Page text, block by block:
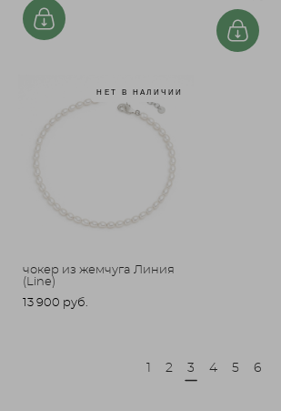
НЕТ В НАЛИЧИИ
чокер из жемчуга Линия
(Line)
13 900 pуб.
2 3 4 5 6